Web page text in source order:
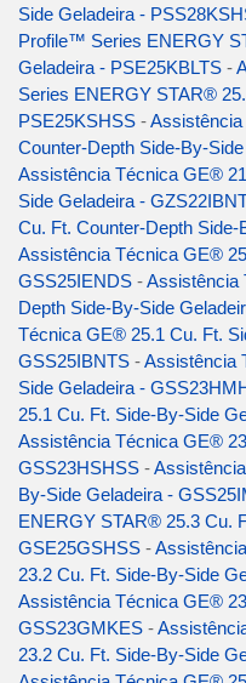
Side Geladeira -
Profile™ Series ENERGY
Geladeira - PSE25KBLTS -
Series ENERGY STAR®
PSE25KSHSS -
Counter-Depth Side-By-
Assistência Técnica GE®
Side Geladeira -
Cu. Ft. Counter-Depth
Assistência Técnica GE®
GSS25IENDS -Assistência
Depth Side-By-Side
Técnica GE® 25.1 Cu. Ft.
GSS25IBNTS -Assistência
Side Geladeira -
25.1 Cu. Ft. Side-By-Side
Assistência Técnica GE®
GSS23HSHSS -
By-Side Geladeira -
ENERGY STAR® 25.3 Cu.
GSE25GSHSS -
23.2 Cu. Ft. Side-By-Side
Assistência Técnica GE®
GSS23GMKES -
23.2 Cu. Ft. Side-By-Side